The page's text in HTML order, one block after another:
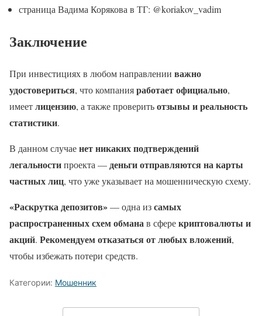
страница Вадима Корякова в ТГ: @koriakov_vadim
Заключение
При инвестициях в любом направлении важно
удостовериться, что компанияработает официально,
имеетлицензию, а также проверитьотзывы и реальность
статистики.
В данном случаенет никаких подтверждений
легальностипроекта —деньги отправляются на карты
частных лиц, что уже указывает на мошенническую схему.
«Раскрутка депозитов»— одна изсамых
распространенных схем обманав сферекриптовалюты и
акций. Рекомендуем отказаться от любых вложений,
чтобы избежать потери средств.
Категории: Мошенник